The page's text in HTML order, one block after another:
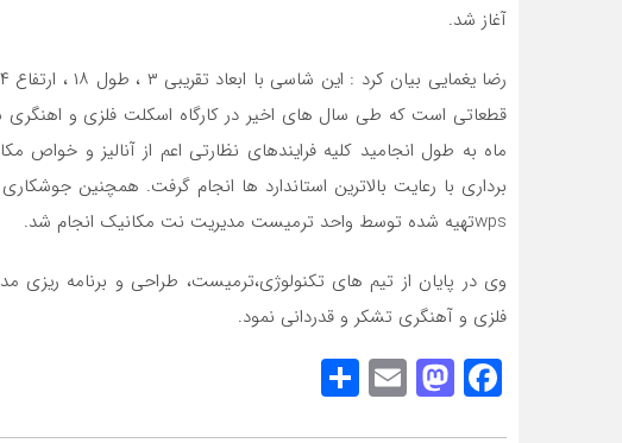
آغاز شد.
ماه به طول انجامید کلیه فرایندهای نظارتی اعم از آنالیز و
برداری با رعایت بالاترین استاندارد ها انجام گرفت. همچنین
wpsتهیه شده توسط واحد ترمیست مدیریت نت مکانیک انجام شد.
وی در پایان از تیم های تکنولوژی،ترمیست، طراحی و برنامه ریزی
فلزی و آهنگری تشکر و قدردانی نمود.
Facebook
Mastodon
Email